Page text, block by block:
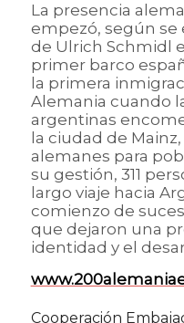
La presencia
empezó, según se
de Ulrich Schmidl
primer barco
la primera
Alemania cuando
argentinas
la ciudad de
alemanes para
su gestión, 311
largo viaje hacia
comienzo de
que dejaron una
identidad y el
Cooperación